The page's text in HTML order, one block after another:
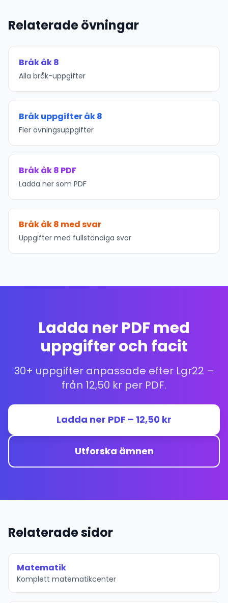
Relaterade övningar
Bråk åk 8
Alla bråk-uppgifter
Bråk uppgifter åk 8
Fler övningsuppgifter
Bråk åk 8 PDF
Ladda ner som PDF
Bråk åk 8 med svar
Uppgifter med fullständiga svar
Ladda ner PDF med
uppgifter och facit
30+ uppgifter anpassade efter Lgr22 –
från 12,50 kr per PDF.
Ladda ner PDF – 12,50 kr
Utforska ämnen
Relaterade sidor
Matematik
Komplett matematikcenter